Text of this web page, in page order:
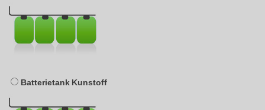
Batterietank Kunstoff